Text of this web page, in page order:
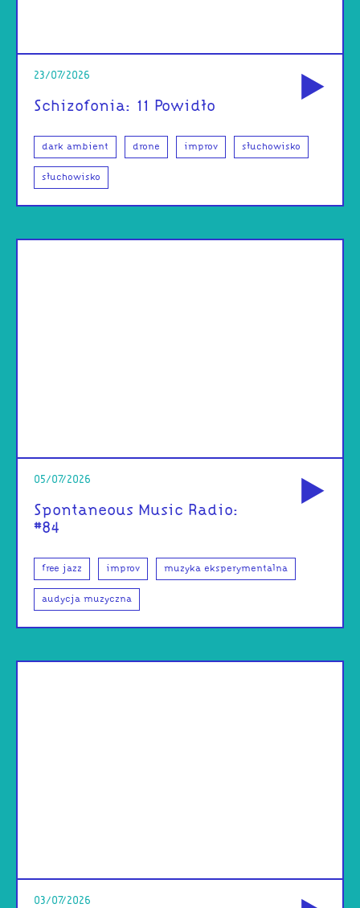
23/07/2026
Schizofonia: 11 Powidło
dark ambient drone improv słuchowisko
słuchowisko
05/07/2026
Spontaneous Music Radio:
#84
free jazz improv muzyka eksperymentalna
audycja muzyczna
03/07/2026